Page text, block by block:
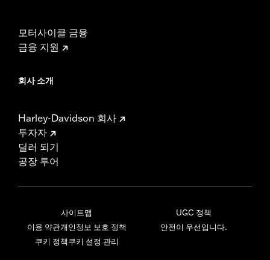
모터사이클 금융
금융 지원
회사 소개
Harley-Davidson 회사
투자자
딜러 되기
공장 투어
사이트맵
이용 약관개인정보 보호 정책
쿠키 정책쿠키 설정 관리
UGC 정책
안전이 우선입니다.